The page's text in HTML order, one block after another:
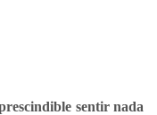
sentir nada